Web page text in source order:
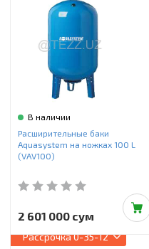
В наличии
Расширительные баки
Aquasystem на ножках 100 L
(VAV100)
2 601 000 сум
Рассрочка0-35-12